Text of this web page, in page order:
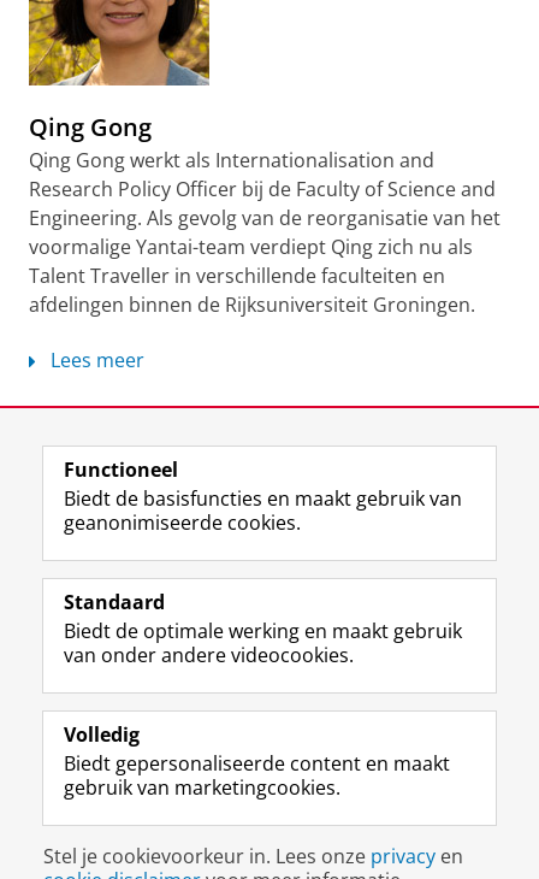
Qing Gong
Qing Gong werkt als Internationalisation and
Research Policy Officer bij de Faculty of Science and
Engineering. Als gevolg van de reorganisatie van het
voormalige Yantai-team verdiept Qing zich nu als
Talent Traveller in verschillende faculteiten en
afdelingen binnen de Rijksuniversiteit Groningen.
Lees meer
View this page in:English
Volg de RUG
F
a
e
b
o
p
a
i
n
L
i
k
e
I
-
p
g
i
R
S
-
f
e
R
k
s
I
n
t
r
m
c
c
Y
o
T
e
k
a
a
Studiekiezers
Alumni
Over ons
Disclaimer & Copyright
Inloggen
Functioneel
Biedt de basisfuncties en maakt gebruik van
geanonimiseerde cookies.
Standaard
Biedt de optimale werking en maakt gebruik
van onder andere videocookies.
Volledig
Biedt gepersonaliseerde content en maakt
gebruik van marketingcookies.
Stel je cookievoorkeur in. Lees onze privacy en